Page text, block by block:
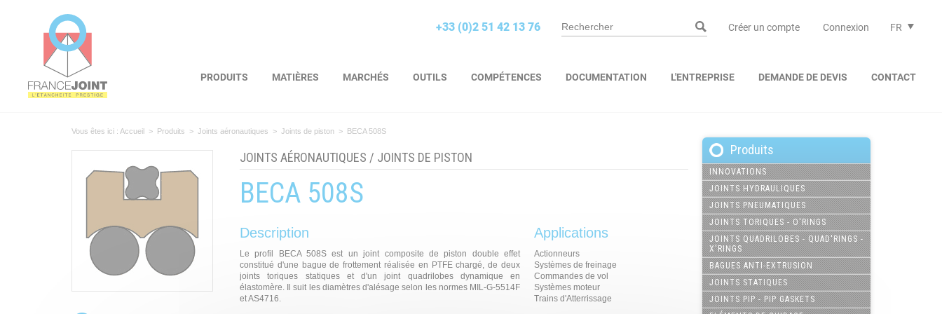
FR
Créer un compte Connexion
+33 (0)2 51 42 13 76
PRODUITS MATIÈRES MARCHÉS OUTILS COMPÉTENCES DOCUMENTATION L'ENTREPRISE DEMANDE DE DEVIS CONTACT
Vous êtes ici : Accueil > Produits > Joints aéronautiques > Joints de piston > BECA 508S
JOINTS AÉRONAUTIQUES / JOINTS DE PISTON
BECA 508S
Description
Le profil BECA 508S est un joint composite de piston double effet
constitué d'une bague de frottement réalisée en PTFE chargé, de deux
joints toriques statiques et d'un joint quadrilobes dynamique en
élastomère. Il suit les diamètres d'alésage selon les normes MIL-G-5514F
et AS4716.
Applications
Actionneurs
Systèmes de freinage
Commandes de vol
Systèmes moteur
Trains d'Atterrissage
Produits
INNOVATIONS
JOINTS HYDRAULIQUES
JOINTS PNEUMATIQUES
JOINTS TORIQUES - O'RINGS
JOINTS QUADRILOBES - QUAD'RINGS -
X'RINGS
BAGUES ANTI-EXTRUSION
JOINTS STATIQUES
JOINTS PIP - PIP GASKETS